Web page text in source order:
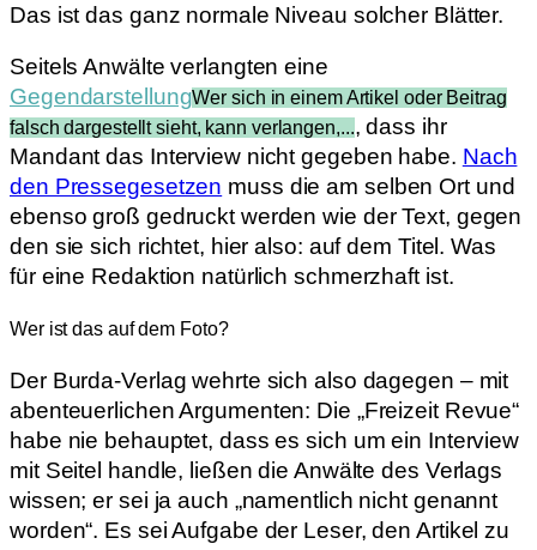
Das ist das ganz normale Niveau solcher Blätter.
Seitels Anwälte verlangten eine
GegendarstellungWer sich in einem Artikel oder Beitrag
falsch dargestellt sieht, kann verlangen,..., dass ihr
Mandant das Interview nicht gegeben habe. Nach
den Pressegesetzen muss die am selben Ort und
ebenso groß gedruckt werden wie der Text, gegen
den sie sich richtet, hier also: auf dem Titel. Was
für eine Redaktion natürlich schmerzhaft ist.
Wer ist das auf dem Foto?
Der Burda-Verlag wehrte sich also dagegen – mit
abenteuerlichen Argumenten: Die „Freizeit Revue“
habe nie behauptet, dass es sich um ein Interview
mit Seitel handle, ließen die Anwälte des Verlags
wissen; er sei ja auch „namentlich nicht genannt
worden“. Es sei Aufgabe der Leser, den Artikel zu